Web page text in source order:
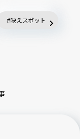
映えスポット